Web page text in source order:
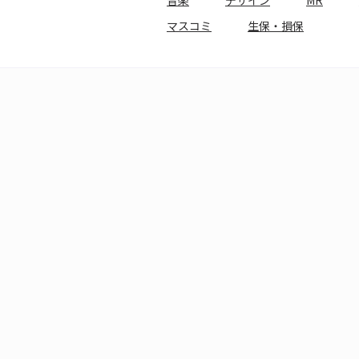
マスコミ
生保・損保